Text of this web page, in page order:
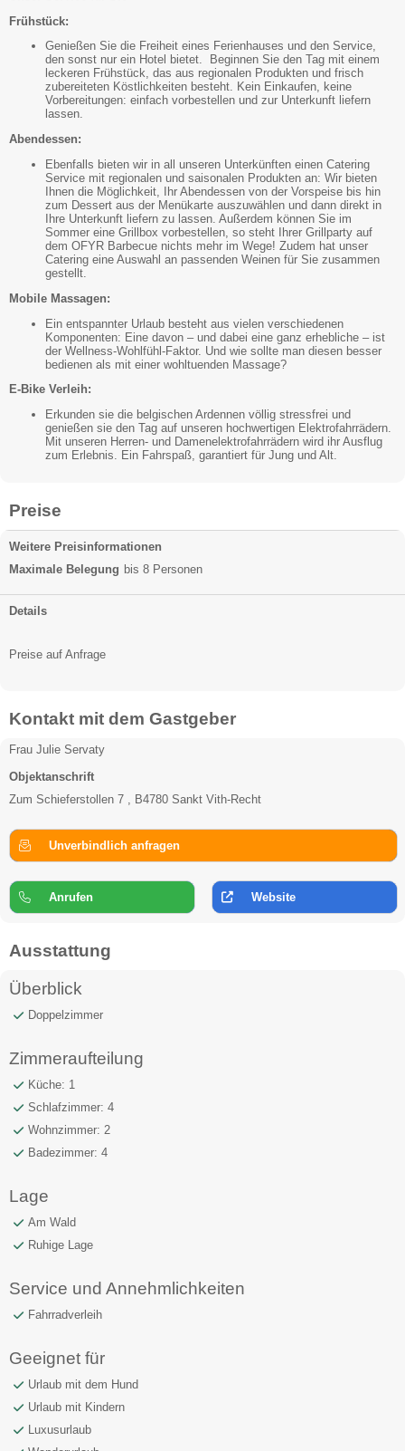
Frühstück:
Genießen Sie die Freiheit eines Ferienhauses und den Service,
den sonst nur ein Hotel bietet. Beginnen Sie den Tag mit einem
leckeren Frühstück, das aus regionalen Produkten und frisch
zubereiteten Köstlichkeiten besteht. Kein Einkaufen, keine
Vorbereitungen: einfach vorbestellen und zur Unterkunft liefern
lassen.
Abendessen:
Ebenfalls bieten wir in all unseren Unterkünften einen Catering
Service mit regionalen und saisonalen Produkten an: Wir bieten
Ihnen die Möglichkeit, Ihr Abendessen von der Vorspeise bis hin
zum Dessert aus der Menükarte auszuwählen und dann direkt in
Ihre Unterkunft liefern zu lassen. Außerdem können Sie im
Sommer eine Grillbox vorbestellen, so steht Ihrer Grillparty auf
dem OFYR Barbecue nichts mehr im Wege! Zudem hat unser
Catering eine Auswahl an passenden Weinen für Sie zusammen
gestellt.
Mobile Massagen:
Ein entspannter Urlaub besteht aus vielen verschiedenen
Komponenten: Eine davon – und dabei eine ganz erhebliche – ist
der Wellness-Wohlfühl-Faktor. Und wie sollte man diesen besser
bedienen als mit einer wohltuenden Massage?
E-Bike Verleih:
Erkunden sie die belgischen Ardennen völlig stressfrei und
genießen sie den Tag auf unseren hochwertigen Elektrofahrrädern.
Mit unseren Herren- und Damenelektrofahrrädern wird ihr Ausflug
zum Erlebnis. Ein Fahrspaß, garantiert für Jung und Alt.
Preise
Weitere Preisinformationen
Maximale Belegung bis 8 Personen
Details
Preise auf Anfrage
Kontakt mit dem Gastgeber
Frau Julie Servaty
Objektanschrift
Zum Schieferstollen 7 , B4780 Sankt Vith-Recht
Unverbindlich anfragen
Anrufen Website
Ausstattung
Überblick
Doppelzimmer
Zimmeraufteilung
Küche: 1
Schlafzimmer: 4
Wohnzimmer: 2
Badezimmer: 4
Lage
Am Wald
Ruhige Lage
Service und Annehmlichkeiten
Fahrradverleih
Geeignet für
Urlaub mit dem Hund
Urlaub mit Kindern
Luxusurlaub